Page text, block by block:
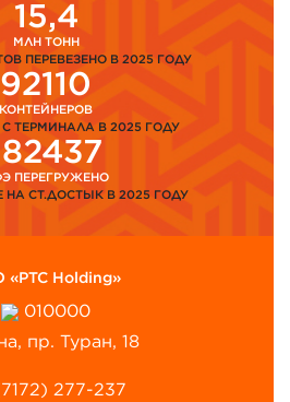
15,4
МЛН ТОНН
ПЕРЕВЕЗЕНО В 2025 ГОДУ
92110
КОНТЕЙНЕРОВ
ТЕРМИНАЛА В 2025 ГОДУ
ПЕРЕГРУЖЕНО
НА СТ.ДОСТЫК В 2025 ГОДУ
«PTC Holding»
010000
пр. Туран, 18
277-237